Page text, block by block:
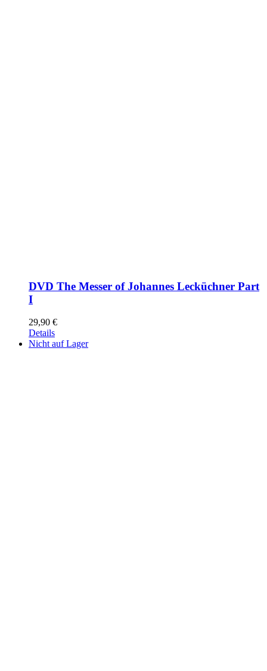
DVD The Messer of Johannes Lecküchner Part
I
29,90 €
Details
Nicht auf Lager